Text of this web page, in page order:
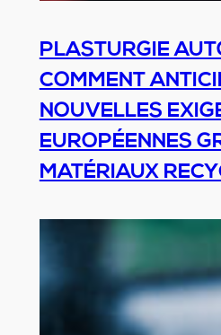
PLASTURGIE
COMMENT
NOUVELLES
EUROPÉENNES
MATÉRIAUX